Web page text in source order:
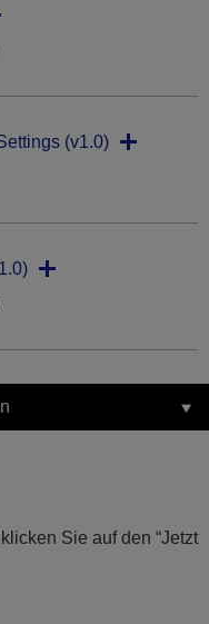
(v1.0)
Sie auf den “Jetzt